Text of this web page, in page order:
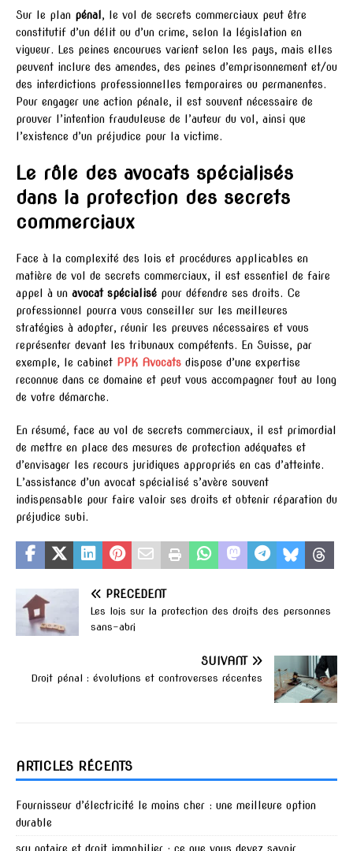
Sur le plan pénal , le vol de secrets commerciaux peut être
constitutif d’un délit ou d’un crime, selon la législation en
vigueur. Les peines encourues varient selon les pays, mais elles
peuvent inclure des amendes, des peines d’emprisonnement et/ou
des interdictions professionnelles temporaires ou permanentes.
Pour engager une action pénale, il est souvent nécessaire de
prouver l’intention frauduleuse de l’auteur du vol, ainsi que
l’existence d’un préjudice pour la victime.
Le rôle des avocats spécialisés
dans la protection des secrets
commerciaux
Face à la complexité des lois et procédures applicables en
matière de vol de secrets commerciaux, il est essentiel de faire
appel à un avocat spécialisé pour défendre ses droits. Ce
professionnel pourra vous conseiller sur les meilleures
stratégies à adopter, réunir les preuves nécessaires et vous
représenter devant les tribunaux compétents. En Suisse, par
exemple, le cabinet PPK Avocats dispose d’une expertise
reconnue dans ce domaine et peut vous accompagner tout au long
de votre démarche.
En résumé, face au vol de secrets commerciaux, il est primordial
de mettre en place des mesures de protection adéquates et
d’envisager les recours juridiques appropriés en cas d’atteinte.
L’assistance d’un avocat spécialisé s’avère souvent
indispensable pour faire valoir ses droits et obtenir réparation du
préjudice subi.
PRÉCÉDENT
Les lois sur la protection des droits des personnes
sans-abri
SUIVANT
Droit pénal : évolutions et controverses récentes
ARTICLES RÉCENTS
Fournisseur d’électricité le moins cher : une meilleure option
durable